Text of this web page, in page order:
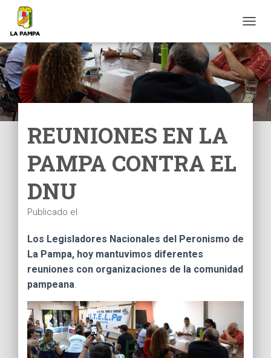
A
M
B
I
A
R
O
REUNIONES EN LA
PAMPA CONTRA EL
DNU
Publicado el
Los Legisladores Nacionales del Peronismo de
La Pampa, hoy mantuvimos diferentes
reuniones con organizaciones de la comunidad
pampeana.